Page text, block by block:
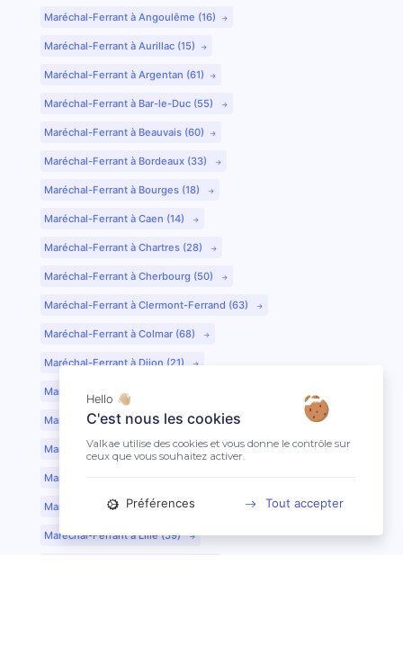
Maréchal-Ferrant à Angoulême (16)
Maréchal-Ferrant à Aurillac (15)
Maréchal-Ferrant à Argentan (61)
Maréchal-Ferrant à Bar-le-Duc (55)
Maréchal-Ferrant à Beauvais (60)
Maréchal-Ferrant à Bordeaux (33)
Maréchal-Ferrant à Bourges (18)
Maréchal-Ferrant à Caen (14)
Maréchal-Ferrant à Chartres (28)
Maréchal-Ferrant à Cherbourg (50)
Maréchal-Ferrant à Clermont-Ferrand (63)
Maréchal-Ferrant à Colmar (68)
Maréchal-Ferrant à Dijon (21)
Maréchal-Ferrant à Evreux (27)
Maréchal-Ferrant à Fontainebleau (77)
Maréchal-Ferrant à Grenoble (38)
Maréchal-Ferrant à Guéret (23)
Maréchal-Ferrant au Mans (72)
Maréchal-Ferrant à Lille (59)
Hello 👋🏼
C'est nous les cookies
Valkae utilise des cookies et vous donne le contrôle sur
ceux que vous souhaitez activer.
Préférences Tout accepter